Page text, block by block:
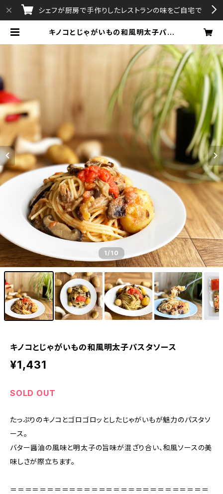
シェフが厨房で手作りしたレストランの味をご自宅で
キノコとじゃがいもの和風明太子パス
1/10
キノコとじゃがいもの和風明太子パスタソース
¥1,431
SOLD OUT
たっぷりのキノコとゴロゴロッとしたじゃがいもが魅力のパスタソ
ース。
バター醤油の風味と明太子の旨味が混ざり合い、和風ソースの美
味しさが際立ちます。
＝＝＝＝＝＝＝＝＝＝＝＝＝＝＝＝＝＝＝＝＝＝＝＝＝＝＝